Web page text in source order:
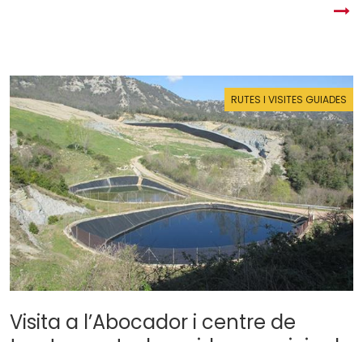
RUTES I VISITES GUIADES
Visita a l’Abocador i centre de